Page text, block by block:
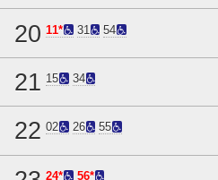
20 11* 31 54
21 15 34
22 02 26 55
24* 56*